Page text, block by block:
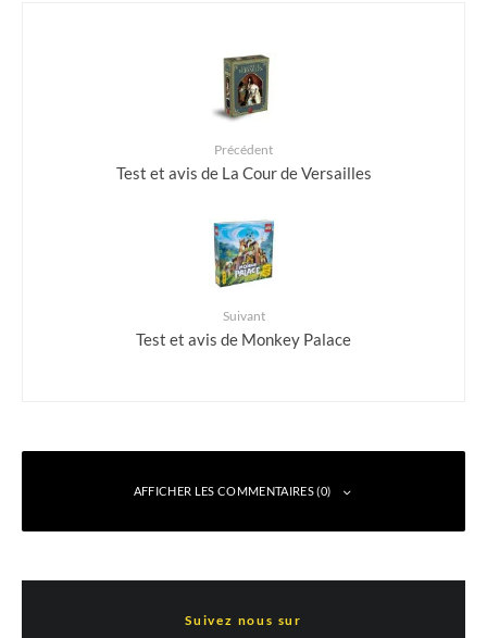
Précédent
Test et avis de La Cour de Versailles
Suivant
Test et avis de Monkey Palace
AFFICHER LES COMMENTAIRES (0)
Suivez nous sur